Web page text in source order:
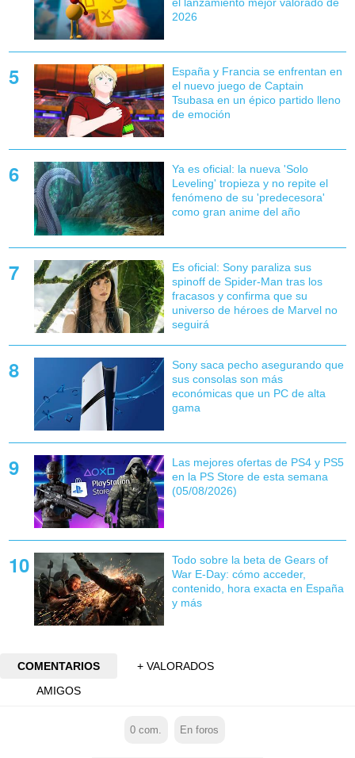
2026
España y Francia se enfrentan en
el nuevo juego de Captain
Tsubasa en un épico partido lleno
de emoción
Ya es oficial: la nueva 'Solo
Leveling' tropieza y no repite el
fenómeno de su 'predecesora'
como gran anime del año
Es oficial: Sony paraliza sus
spinoff de Spider-Man tras los
fracasos y confirma que su
universo de héroes de Marvel no
seguirá
Sony saca pecho asegurando que
sus consolas son más
económicas que un PC de alta
gama
Las mejores ofertas de PS4 y PS5
en la PS Store de esta semana
(05/08/2026)
Todo sobre la beta de Gears of
War E-Day: cómo acceder,
contenido, hora exacta en España
y más
COMENTARIOS
+ VALORADOS
AMIGOS
0 com. En foros